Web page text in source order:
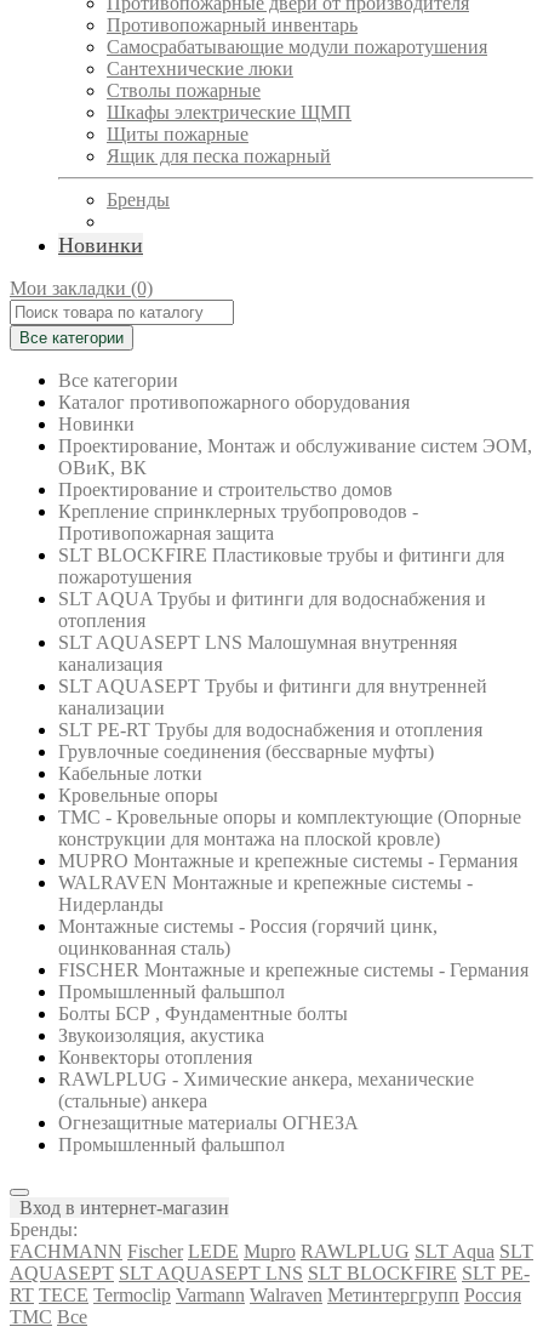
Противопожарный инвентарь
Самосрабатывающие модули пожаротушения
Сантехнические люки
Стволы пожарные
Шкафы электрические ЩМП
Щиты пожарные
Ящик для песка пожарный
Бренды
Новинки
Мои закладки (0)
Все категории
Все категории
Каталог противопожарного оборудования
Новинки
Проектирование, Монтаж и обслуживание систем ЭОМ,
ОВиК, ВК
Проектирование и строительство домов
Крепление спринклерных трубопроводов -
Противопожарная защита
SLT BLOCKFIRE Пластиковые трубы и фитинги для
пожаротушения
SLT AQUA Трубы и фитинги для водоснабжения и
отопления
SLT AQUASEPT LNS Малошумная внутренняя
канализация
SLT AQUASEPT Трубы и фитинги для внутренней
канализации
SLT PE-RT Трубы для водоснабжения и отопления
Грувлочные соединения (бессварные муфты)
Кабельные лотки
Кровельные опоры
ТМС - Кровельные опоры и комплектующие (Опорные
конструкции для монтажа на плоской кровле)
MUPRO Монтажные и крепежные системы - Германия
WALRAVEN Монтажные и крепежные системы -
Нидерланды
Монтажные системы - Россия (горячий цинк,
оцинкованная сталь)
FISCHER Монтажные и крепежные системы - Германия
Промышленный фальшпол
Болты БСР , Фундаментные болты
Звукоизоляция, акустика
Конвекторы отопления
RAWLPLUG - Химические анкера, механические
(стальные) анкера
Огнезащитные материалы ОГНЕЗА
Промышленный фальшпол
Вход в интернет-магазин
Бренды:
FACHMANN Fischer LEDE Mupro RAWLPLUG SLT Aqua SLT
AQUASEPT SLT AQUASEPT LNS SLT BLOCKFIRE SLT PE-
RT TECE Termoclip Varmann Walraven Метинтергрупп Россия
ТМС Все